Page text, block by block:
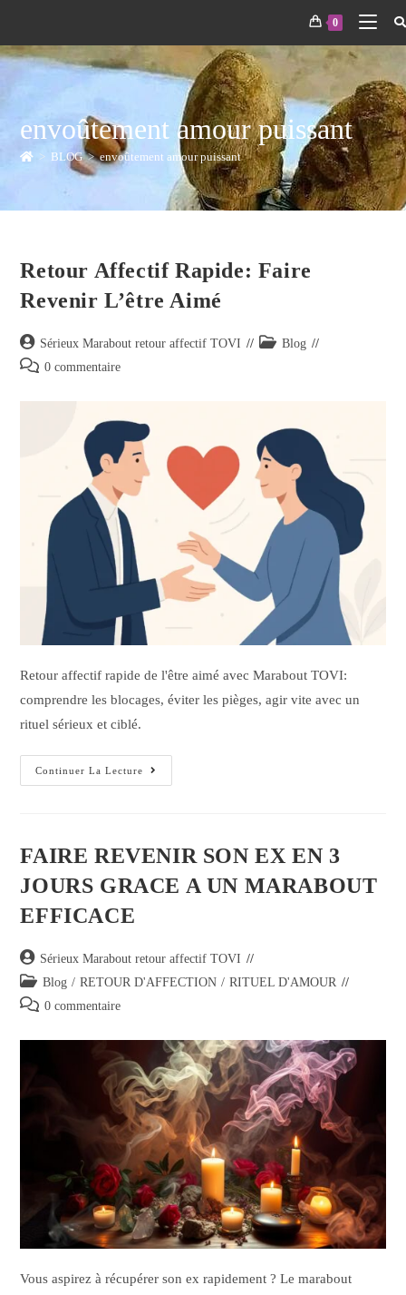
0
envoûtement amour puissant
> BLOG > envoûtement amour puissant
Retour Affectif Rapide: Faire
Revenir L’être Aimé
Sérieux Marabout retour affectif TOVI
Blog
0 commentaire
Retour affectif rapide de l'être aimé avec Marabout TOVI:
comprendre les blocages, éviter les pièges, agir vite avec un
rituel sérieux et ciblé.
Continuer La Lecture
FAIRE REVENIR SON EX EN 3
JOURS GRACE A UN MARABOUT
EFFICACE
Sérieux Marabout retour affectif TOVI
Blog / RETOUR D'AFFECTION / RITUEL D'AMOUR
0 commentaire
Vous aspirez à récupérer son ex rapidement ? Le marabout